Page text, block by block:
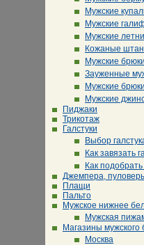
Мужские
Мужские
Мужские
Кожаные
Мужские
Зауженные
Мужские
Мужские
Пиджаки
Трикотаж
Галстуки
Выбор
Как завязать
Как подобрать
Джемпера,
Плащи
Пальто
Мужское нижнее
Мужская
Магазины мужского
Москва